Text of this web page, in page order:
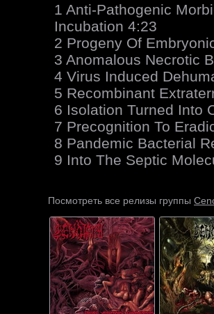
1 Anti-Pathogenic
Incubation 4:23
2 Progeny Of
3 Anomalous Necrotic
4 Virus Induced
5 Recombinant
6 Isolation Turned Into
7 Precognition To
8 Pandemic Bacterial
9 Into The Septic
Посмотреть все релизы группы